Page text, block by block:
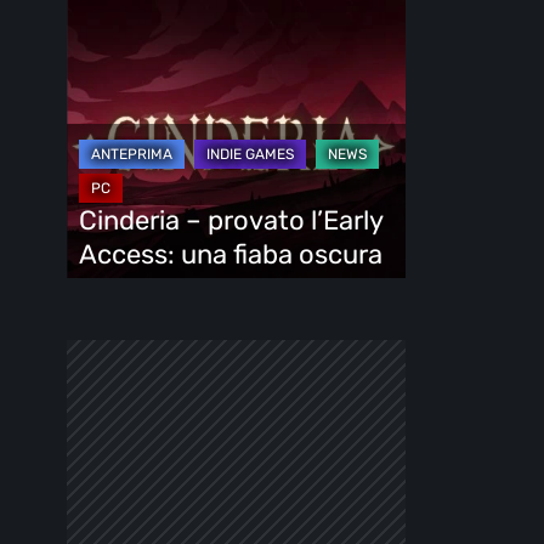
l’Early
Access:
una
fiaba
oscura
Cinderia – provato l’Early
Access: una fiaba oscura